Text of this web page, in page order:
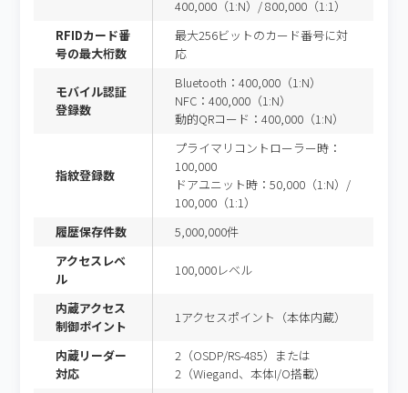
400,000（1:N）/ 800,000（1:1）
RFIDカード番
号の最大桁数
最大256ビットのカード番号に対
応
モバイル認証
登録数
Bluetooth：400,000（1:N）
NFC：400,000（1:N）
動的QRコード：400,000（1:N）
指紋登録数
プライマリコントローラー時：
100,000
ドアユニット時：50,000（1:N）/
100,000（1:1）
履歴保存件数
5,000,000件
アクセスレベ
ル
100,000レベル
内蔵アクセス
制御ポイント
1アクセスポイント（本体内蔵）
内蔵リーダー
対応
2（OSDP/RS-485）または
2（Wiegand、本体I/O搭載）